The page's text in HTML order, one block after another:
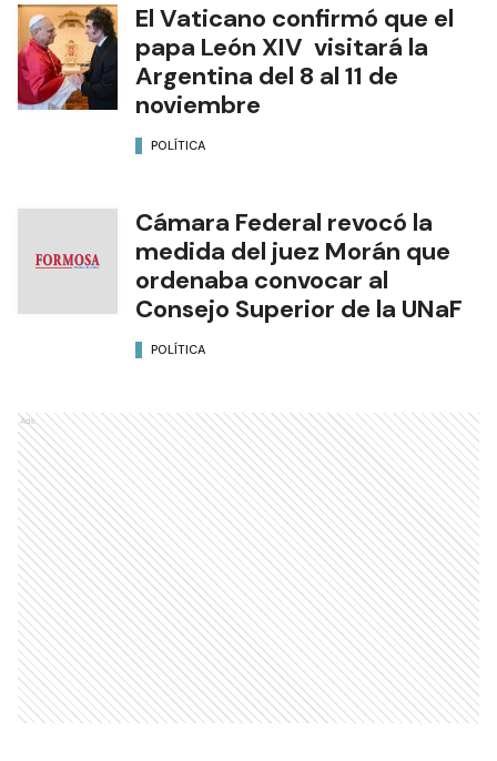
El Vaticano confirmó que el
papa León XIV visitará la
Argentina del 8 al 11 de
noviembre
POLÍTICA
Cámara Federal revocó la
medida del juez Morán que
ordenaba convocar al
Consejo Superior de la UNaF
POLÍTICA
Ads